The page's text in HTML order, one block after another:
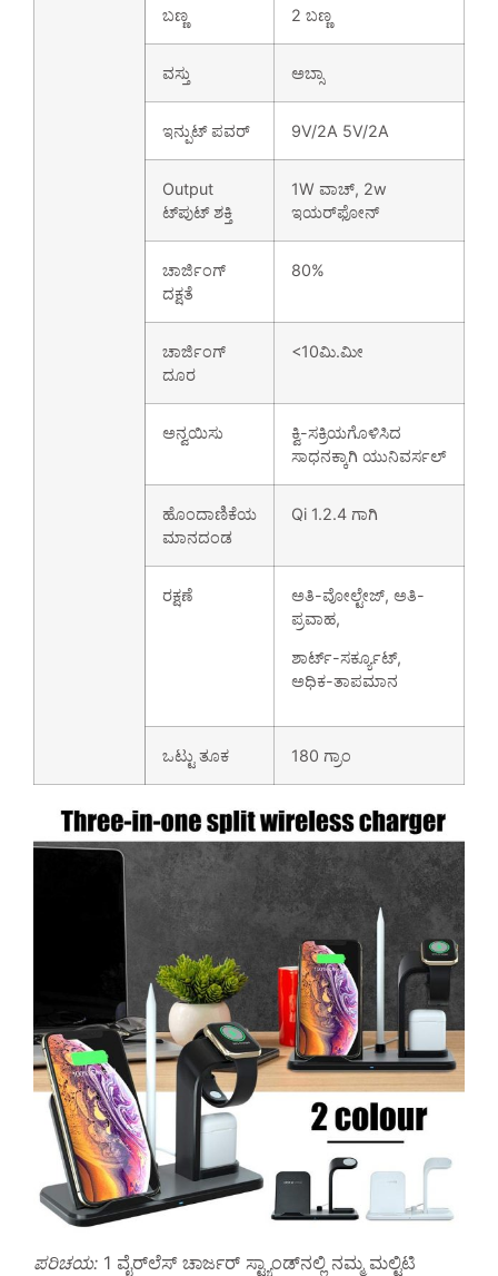
ಬಣ್ಣ 2 ಬಣ್ಣ
ವಸ್ತು ಅಬ್ಸಾ
ಇನ್ಪುಟ್ ಪವರ್ 9V/2A 5V/2A
Output
ಟ್‌ಪುಟ್ ಶಕ್ತಿ
1W ವಾಚ್, 2w
ಇಯರ್‌ಫೋನ್
ಚಾರ್ಜಿಂಗ್
ದಕ್ಷತೆ
80%
ಚಾರ್ಜಿಂಗ್
ದೂರ
<10ಮಿ.ಮೀ
ಅನ್ವಯಿಸು
ಕ್ವಿ-ಸಕ್ರಿಯಗೊಳಿಸಿದ
ಸಾಧನಕ್ಕಾಗಿ ಯುನಿವರ್ಸಲ್
ಹೊಂದಾಣಿಕೆಯ
ಮಾನದಂಡ
Qi 1.2.4 ಗಾಗಿ
ರಕ್ಷಣೆ
ಅತಿ-ವೋಲ್ಟೇಜ್, ಅತಿ-
ಪ್ರವಾಹ,
ಶಾರ್ಟ್-ಸರ್ಕ್ಯೂಟ್,
ಅಧಿಕ-ತಾಪಮಾನ
ಒಟ್ಟು ತೂಕ 180 ಗ್ರಾಂ
ಪರಿಚಯ: 1 ವೈರ್‌ಲೆಸ್ ಚಾರ್ಜರ್ ಸ್ಟ್ಯಾಂಡ್‌ನಲ್ಲಿ ನಮ್ಮ ಮಲ್ಟಿಟಿ